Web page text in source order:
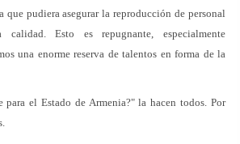
que pudiera asegurar la reproducción de personal
Esto es repugnante, especialmente
una enorme reserva de talentos en forma de la
para el Estado de Armenia?" la hacen todos. Por